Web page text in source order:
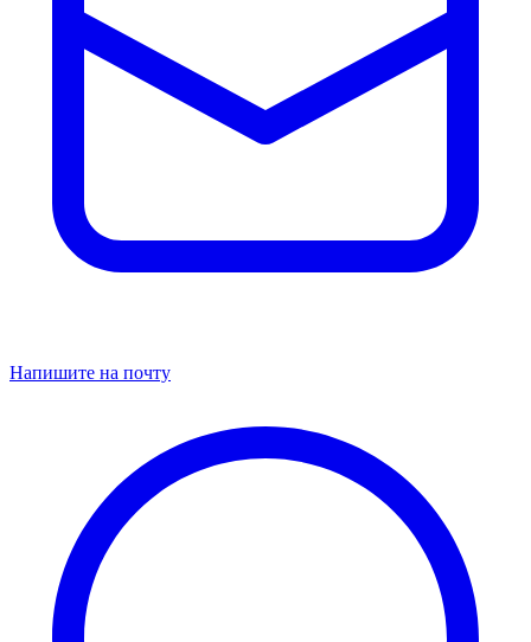
Напишите на почту